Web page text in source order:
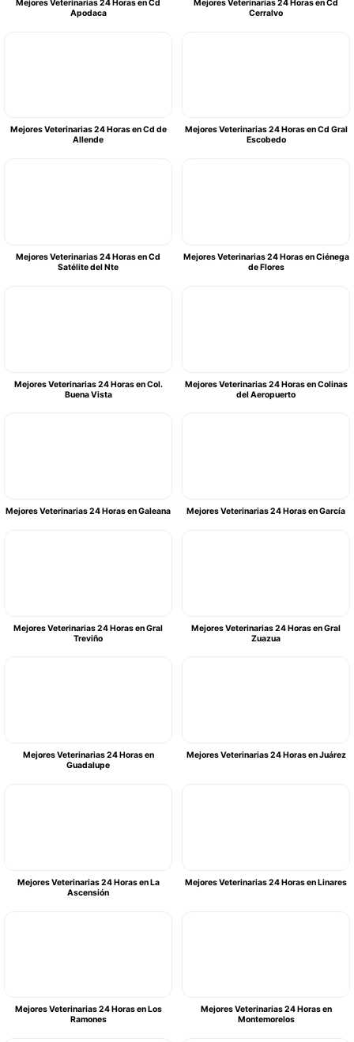
Mejores Veterinarias 24 Horas en Cd
Apodaca
Mejores Veterinarias 24 Horas en Cd
Cerralvo
Mejores Veterinarias 24 Horas en Cd de
Allende
Mejores Veterinarias 24 Horas en Cd Gral
Escobedo
Mejores Veterinarias 24 Horas en Cd
Satélite del Nte
Mejores Veterinarias 24 Horas en Ciénega
de Flores
Mejores Veterinarias 24 Horas en Col.
Buena Vista
Mejores Veterinarias 24 Horas en Colinas
del Aeropuerto
Mejores Veterinarias 24 Horas en Galeana Mejores Veterinarias 24 Horas en García
Mejores Veterinarias 24 Horas en Gral
Treviño
Mejores Veterinarias 24 Horas en Gral
Zuazua
Mejores Veterinarias 24 Horas en
Guadalupe
Mejores Veterinarias 24 Horas en Juárez
Mejores Veterinarias 24 Horas en La
Ascensión
Mejores Veterinarias 24 Horas en Linares
Mejores Veterinarias 24 Horas en Los
Ramones
Mejores Veterinarias 24 Horas en
Montemorelos